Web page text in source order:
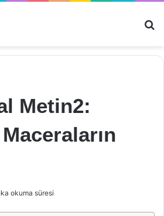
Metin2:
okuma süresi